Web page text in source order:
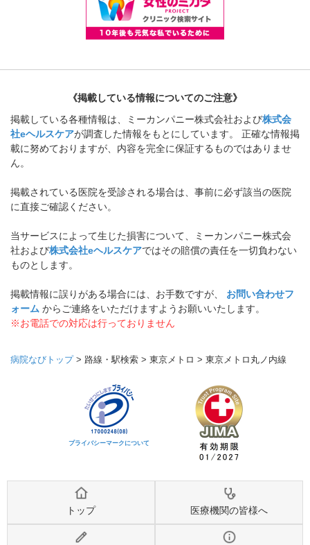
《掲載している情報についてのご注意》
掲載している各種情報は、ミーカンパニー株式会社および株式会
社eヘルスケアが調査した情報をもとにしています。 正確な情報掲
載に努めておりますが、内容を完全に保証するものではありませ
ん。
掲載されている医院を受診される場合は、事前に必ず該当の医院
に直接ご確認ください。
当サービスによって生じた損害について、ミーカンパニー株式会
社および株式会社eヘルスケアではその賠償の責任を一切負わない
ものとします。
掲載情報に誤りがある場合には、お手数ですが、 お問い合わせフ
ォーム からご連絡をいただけますようお願いいたします。
※お電話での対応は行っておりません
病院なびトップ> 路線・駅検索 > 東京メトロ > 東京メトロ丸ノ内線
プライバシーマークについて
トップ 医療機関の皆様へ